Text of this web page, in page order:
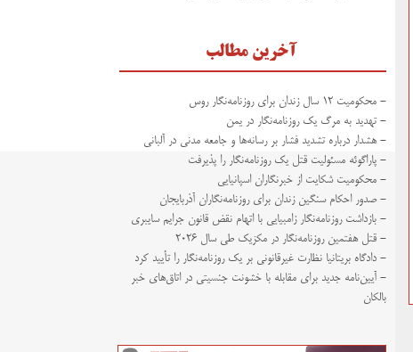
آخرین مطالب
- محکومیت ۱۲ سال زندان برای روزنامه‌نگار روس
- تهدید به مرگ یک روزنامه‌نگار در یمن
- هشدار درباره تشدید فشار بر رسانه‌ها و جامعه مدنی در آلبانی
- پاراگوئه مسئولیت قتل یک روزنامه‌نگار را پذیرفت
- محکومیت شکایت از خبرنگاران اسپانیایی
- صدور احکام سنگین زندان برای روزنامه‌نگاران آذربایجان
- بازداشت روزنامه‌نگار زامبیایی با اتهام نقض قانون جرایم سایبری
- قتل هفتمین روزنامه‌نگار در مکزیک طی سال ۲۰۲۶
- دادگاه بریتانیا نظارت غیرقانونی بر یک روزنامه‌نگار را تأیید کرد
- آیین‌نامه جدید برای مقابله با خشونت جنسیتی در اتاق‌های خبر
بالکان